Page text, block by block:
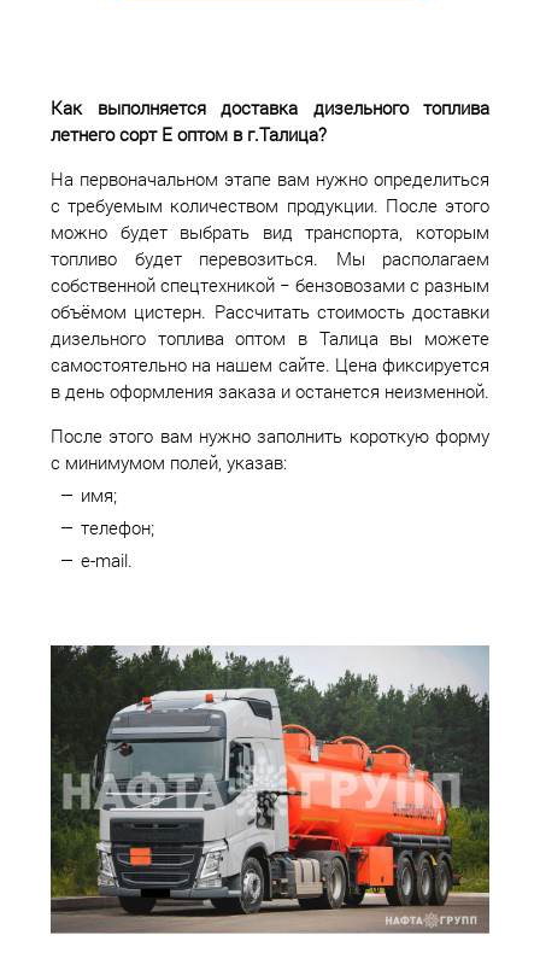
Как выполняется доставка дизельного топлива
летнего сорт Е оптом в г.Талица?
На первоначальном этапе вам нужно определиться
с требуемым количеством продукции. После этого
можно будет выбрать вид транспорта, которым
топливо будет перевозиться. Мы располагаем
собственной спецтехникой − бензовозами с разным
объёмом цистерн. Рассчитать стоимость доставки
дизельного топлива оптом в Талица вы можете
самостоятельно на нашем сайте. Цена фиксируется
в день оформления заказа и останется неизменной.
После этого вам нужно заполнить короткую форму
с минимумом полей, указав:
имя;
телефон;
e-mail.